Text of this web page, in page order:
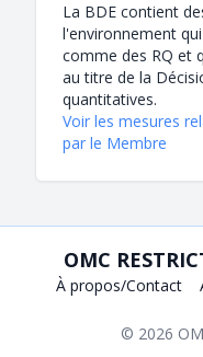
La BDE contient
l'environnement
comme des RQ et
au titre de la
quantitatives.
Voir les mesures
par le Membre
OMC
À propos/Contact
© 2026